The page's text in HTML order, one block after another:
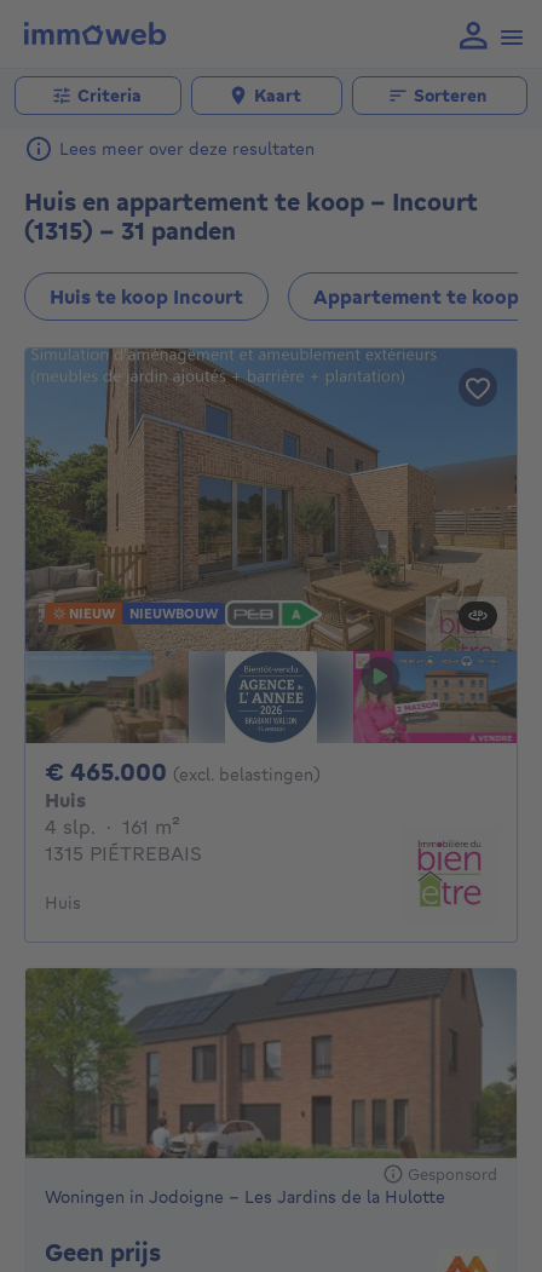
Criteria Kaart Sorteren
Lees meer over deze resultaten
Huis en appartement te koop - Incourt
(1315) - 31 panden
Huis te koop Incourt Appartement te koop
NIEUW NIEUWBOUW
€ 465.000 465000€
(excl. belastingen)
Huis
4 slp. 4 slaapkamers
· 161 m²
1315 PIÉTREBAIS
Huis
Gesponsord
Woningen in Jodoigne - Les Jardins de la Hulotte
Geen prijsGeen prijs